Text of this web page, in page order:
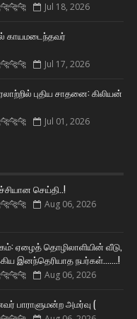
Jul 18, 2026
காயமடைந்தவர்
Jul 17, 2026
புதிய சாதனை: கிலியன்
Jul 01, 2026
செய்தி..!
Aug 06, 2026
ஏழைத் தொழிலாளியின் வீடு,
இனந்தெரியாத நபர்கள்.......!
Aug 06, 2026
பாராளுமன்ற அமர்வு (